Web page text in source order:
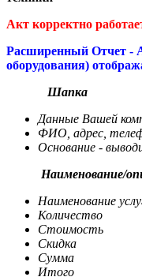
Акт корректно
Расширенный Отчет -
оборудования)
Шапка
Данные Вашей
ФИО, адрес,
Основание -
Наименование/
Наименование
Количество
Стоимость
Скидка
Сумма
Итого